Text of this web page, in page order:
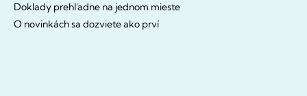
Doklady prehľadne na jednom mieste
O novinkách sa dozviete ako prví